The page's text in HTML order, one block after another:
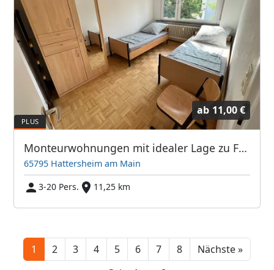
ab 11,00 €
Monteurwohnungen mit idealer Lage zu Frankfurt / Flugahfen
65795 Hattersheim am Main
3-20 Pers.
11,25 km
1 2 3 4 5 6 7 8 Nächste »Next